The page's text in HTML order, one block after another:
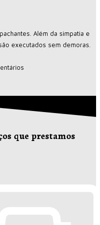
Além da simpatia e
executados sem demoras.
que prestamos